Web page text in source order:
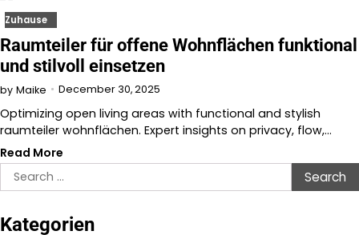
Zuhause
Raumteiler für offene Wohnflächen funktional
und stilvoll einsetzen
by Maike December 30, 2025
Optimizing open living areas with functional and stylish
raumteiler wohnflächen. Expert insights on privacy, flow,…
Read More
Search
for:
Kategorien